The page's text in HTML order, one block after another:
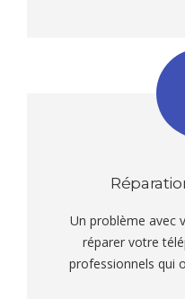
Un problème avec
réparer votre
professionnels qui